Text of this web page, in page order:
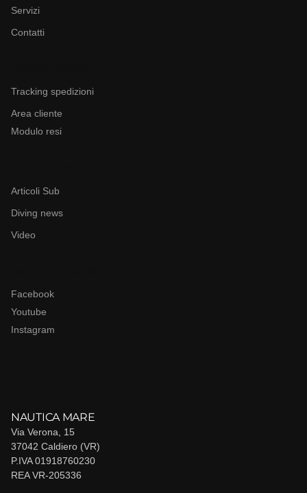
Servizi
Contatti
Tracking spedizioni
Area cliente
Modulo resi
Articoli Sub
Diving news
Video
Facebook
Youtube
Instagram
NAUTICA MARE
Via Verona, 15
37042 Caldiero (VR)
P.IVA 01918760230
REA VR-205336